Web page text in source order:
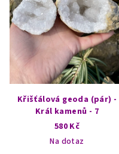
Křišťálová geoda (pár) -
Král kamenů - 7
580 Kč
Na dotaz